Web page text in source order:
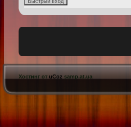
Хостинг от uCoz samp.at.ua